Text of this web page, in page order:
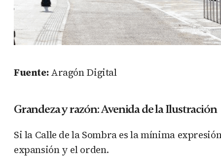
Fuente:Aragón Digital
Grandeza y razón: Avenida de la Ilustración
Si la Calle de la Sombra es la mínima
expansión y el orden.